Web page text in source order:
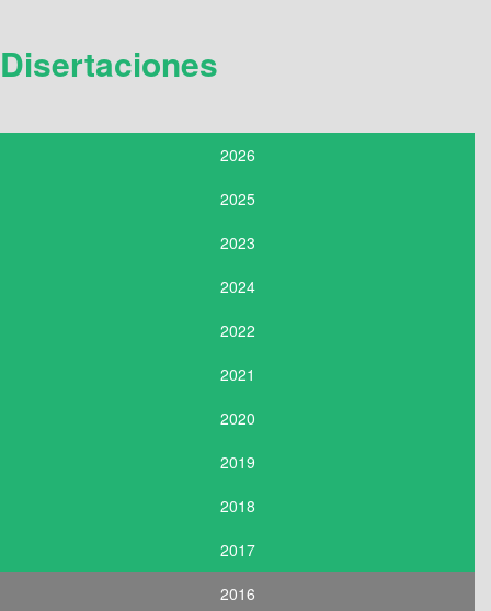
Disertaciones
2026
2025
2023
2024
2022
2021
2020
2019
2018
2017
2016